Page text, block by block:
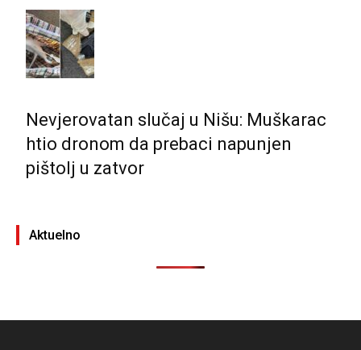
Nevjerovatan slučaj u Nišu: Muškarac
htio dronom da prebaci napunjen
pištolj u zatvor
Aktuelno